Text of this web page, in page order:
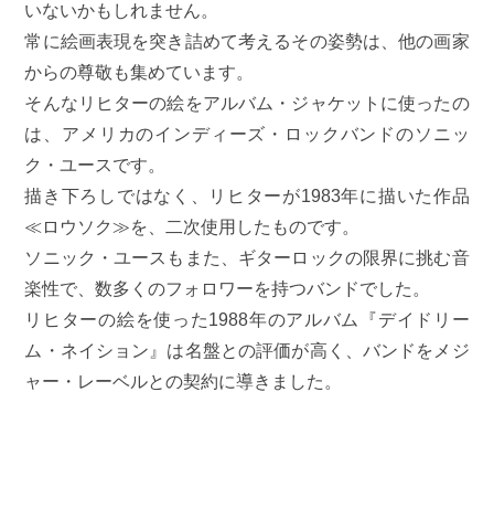
いないかもしれません。
常に絵画表現を突き詰めて考えるその姿勢は、他の画家
からの尊敬も集めています。
そんなリヒターの絵をアルバム・ジャケットに使ったの
は、アメリカのインディーズ・ロックバンドのソニッ
ク・ユースです。
描き下ろしではなく、リヒターが1983年に描いた作品
≪ロウソク≫を、二次使用したものです。
ソニック・ユースもまた、ギターロックの限界に挑む音
楽性で、数多くのフォロワーを持つバンドでした。
リヒターの絵を使った1988年のアルバム『デイドリー
ム・ネイション』は名盤との評価が高く、バンドをメジ
ャー・レーベルとの契約に導きました。